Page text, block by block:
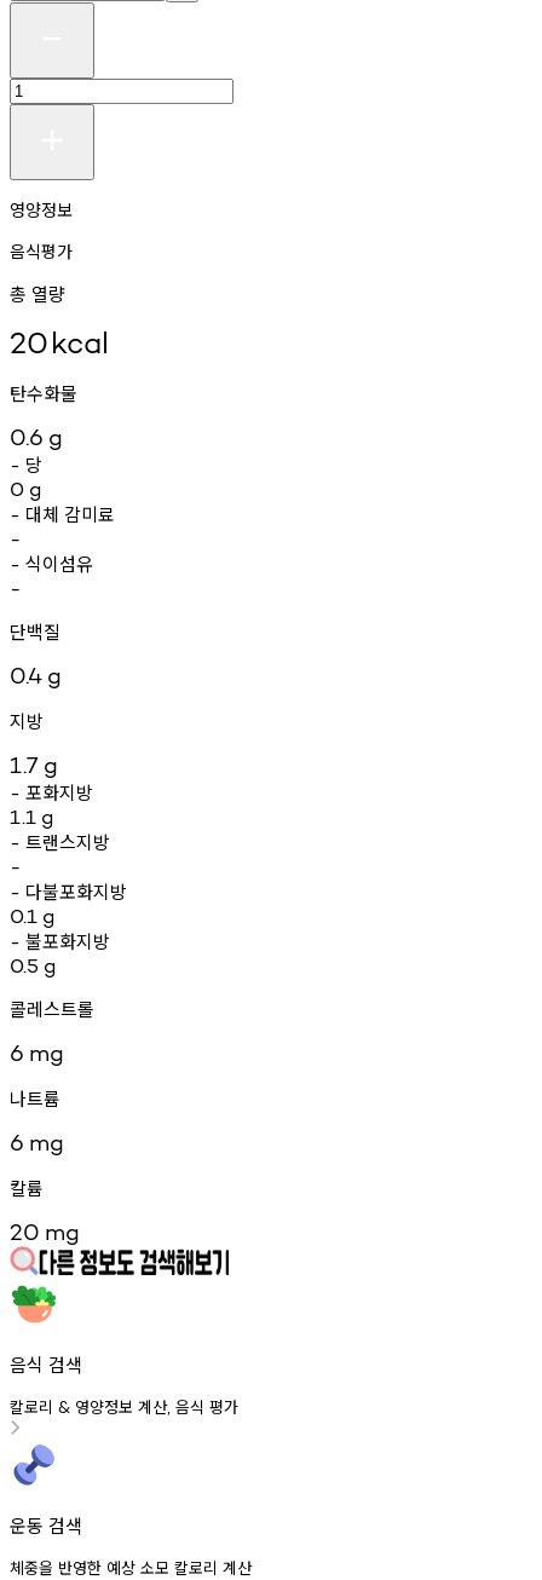
영양정보
음식평가
총 열량
20kcal
탄수화물
0.6 g
- 당
0 g
- 대체 감미료
-
- 식이섬유
-
단백질
0.4 g
지방
1.7 g
- 포화지방
1.1 g
- 트랜스지방
-
- 다불포화지방
0.1 g
- 불포화지방
0.5 g
콜레스트롤
6 mg
나트륨
6 mg
칼륨
20 mg
음식 검색
칼로리 & 영양정보 계산, 음식 평가
운동 검색
체중을 반영한 예상 소모 칼로리 계산